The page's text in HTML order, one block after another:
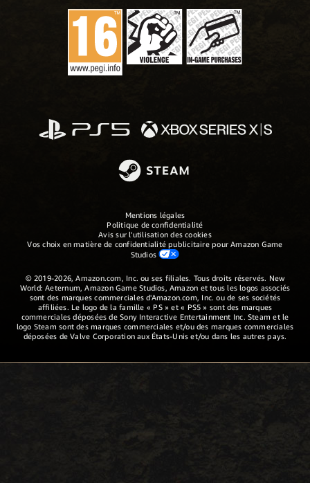
Mentions légales
Politique de confidentialité
Avis sur l'utilisation des cookies
Vos choix en matière de confidentialité publicitaire pour Amazon Game
Studios
© 2019-2026, Amazon.com, Inc. ou ses filiales. Tous droits réservés. New
World: Aeternum, Amazon Game Studios, Amazon et tous les logos associés
sont des marques commerciales d'Amazon.com, Inc. ou de ses sociétés
affiliées. Le logo de la famille « PS » et « PS5 » sont des marques
commerciales déposées de Sony Interactive Entertainment Inc. Steam et le
logo Steam sont des marques commerciales et/ou des marques commerciales
déposées de Valve Corporation aux États-Unis et/ou dans les autres pays.